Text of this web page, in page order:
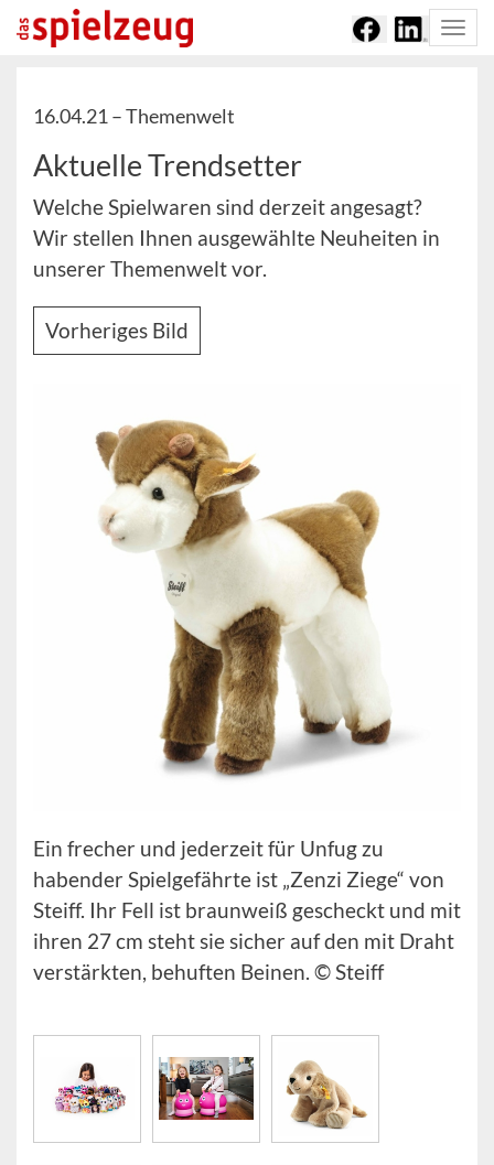
16.04.21 –Themenwelt
Aktuelle Trendsetter
Welche Spielwaren sind derzeit angesagt?
Wir stellen Ihnen ausgewählte Neuheiten in
unserer Themenwelt vor.
Vorheriges Bild
Ein frecher und jederzeit für Unfug zu
habender Spielgefährte ist „Zenzi Ziege“ von
Steiff. Ihr Fell ist braunweiß gescheckt und mit
ihren 27 cm steht sie sicher auf den mit Draht
verstärkten, behuften Beinen. © Steiff